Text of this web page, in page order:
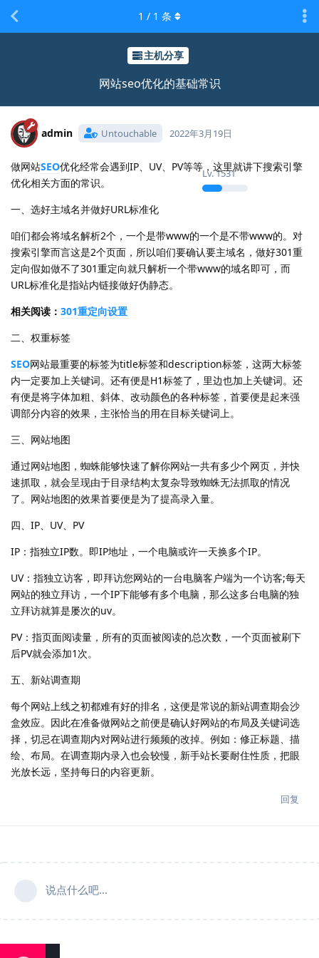
主机分享
网站seo优化的基础常识
1 / 1 条
admin Untouchable
Lv.1531
2022年3月19日
做网站SEO优化经常会遇到IP、UV、PV等等，这里就讲下搜索引擎
优化相关方面的常识。
一、选好主域名并做好URL标准化
咱们都会将域名解析2个，一个是带www的一个是不带www的。对
搜索引擎而言这是2个页面，所以咱们要确认要主域名，做好301重
定向假如做不了301重定向就只解析一个带www的域名即可，而
URL标准化是指站内链接做好伪静态。
相关阅读： 301重定向设置
二、权重标签
SEO网站最重要的标签为title标签和description标签，这两大标签
内一定要加上关键词。还有便是H1标签了，里边也加上关键词。还
有便是将字体加粗、斜体、改动颜色的各种标签，首要便是起来强
调部分内容的效果，主张恰当的用在目标关键词上。
三、网站地图
通过网站地图，蜘蛛能够快速了解你网站一共有多少个网页，并快
速抓取，就会呈现由于目录结构太复杂导致蜘蛛无法抓取的情况
了。网站地图的效果首要便是为了提高录入量。
四、IP、UV、PV
IP：指独立IP数。即IP地址，一个电脑或许一天换多个IP。
UV：指独立访客，即拜访您网站的一台电脑客户端为一个访客;每天
网站的独立拜访，一个IP下能够有多个电脑，那么这多台电脑的独
立拜访就算是屡次的uv。
PV：指页面阅读量，所有的页面被阅读的总次数，一个页面被刷下
后PV就会添加1次。
五、新站调查期
每个网站上线之初都难有好的排名，这便是常说的新站调查期会沙
盒效应。因此在准备做网站之前便是确认好网站的布局及关键词选
择，切忌在调查期内对网站进行频频的改掉。例如：修正标题、描
绘、布局。在调查期内录入也会较慢，新手站长要耐住性质，把眼
光放长远，坚持每日的内容更新。
回复
说点什么吧...